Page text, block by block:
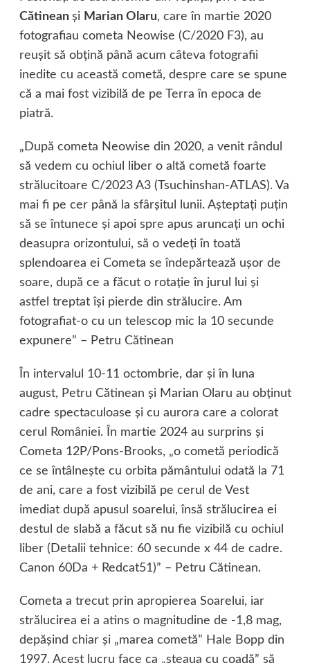
Cătinean şi Marian Olaru, care în martie 2020
fotografiau cometa Neowise (C/2020 F3), au
reuşit să obţină până acum câteva fotografii
inedite cu această cometă, despre care se spune
că a mai fost vizibilă de pe Terra în epoca de
piatră.
„După cometa Neowise din 2020, a venit rândul
să vedem cu ochiul liber o altă cometă foarte
strălucitoare C/2023 A3 (Tsuchinshan-ATLAS). Va
mai fi pe cer până la sfârşitul lunii. Aşteptaţi puţin
să se întunece şi apoi spre apus aruncaţi un ochi
deasupra orizontului, să o vedeţi în toată
splendoarea ei Cometa se îndepărtează uşor de
soare, după ce a făcut o rotaţie în jurul lui şi
astfel treptat îşi pierde din strălucire. Am
fotografiat-o cu un telescop mic la 10 secunde
expunere” – Petru Cătinean
În intervalul 10-11 octombrie, dar şi în luna
august, Petru Cătinean şi Marian Olaru au obţinut
cadre spectaculoase şi cu aurora care a colorat
cerul României. În martie 2024 au surprins şi
Cometa 12P/Pons-Brooks, „o cometă periodică
ce se întâlneşte cu orbita pământului odată la 71
de ani, care a fost vizibilă pe cerul de Vest
imediat după apusul soarelui, însă strălucirea ei
destul de slabă a făcut să nu fie vizibilă cu ochiul
liber (Detalii tehnice: 60 secunde x 44 de cadre.
Canon 60Da + Redcat51)” – Petru Cătinean.
Cometa a trecut prin apropierea Soarelui, iar
strălucirea ei a atins o magnitudine de -1,8 mag,
depăşind chiar şi „marea cometă” Hale Bopp din
1997. Acest lucru face ca „steaua cu coadă” să